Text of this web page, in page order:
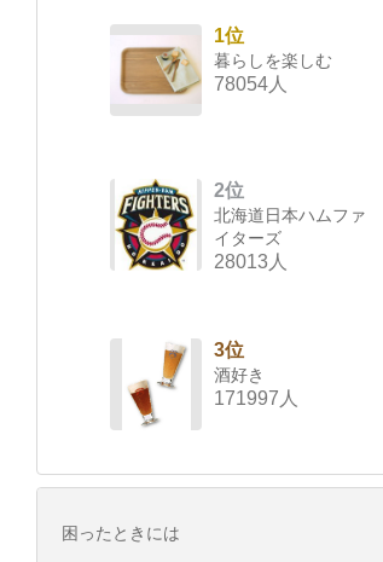
1位
暮らしを楽しむ
78054人
2位
北海道日本ハムファ
イターズ
28013人
3位
酒好き
171997人
困ったときには